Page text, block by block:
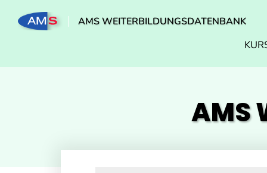
AMS WEITERBILDUNGSDATENBANK
AMS